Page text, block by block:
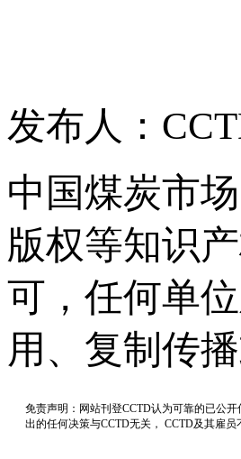
发布人：
中国煤炭市
版权等知识
可，任何单
用、复制传
免责声明：网站刊登CCTD认为可靠的已公
出的任何决策与CCTD无关， CCTD及其雇